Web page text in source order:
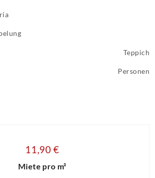
Teppich
Personen
11,90 €
Miete pro m²